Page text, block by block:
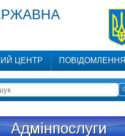
ЦЕНТР ПОВІДОМЛЕННЯ